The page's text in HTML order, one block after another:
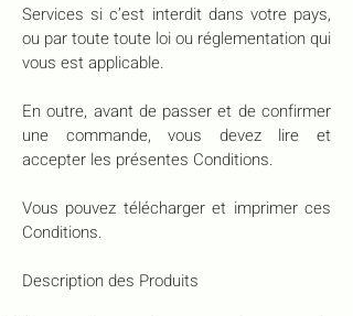
Services si c’est interdit dans votre pays,
ou par toute toute loi ou réglementation qui
vous est applicable.
En outre, avant de passer et de confirmer
une commande, vous devez lire et
accepter les présentes Conditions.
Vous pouvez télécharger et imprimer ces
Conditions.
Description des Produits